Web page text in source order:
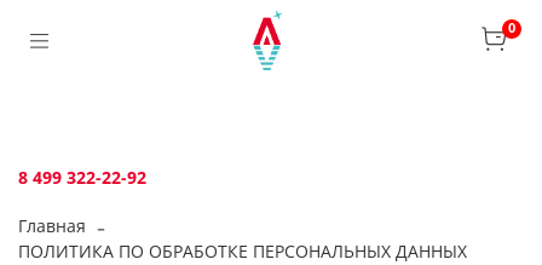
0
Главная
ПОЛИТИКА ПО ОБРАБОТКЕ ПЕРСОНАЛЬНЫХ ДАННЫХ
8 499 322-22-92